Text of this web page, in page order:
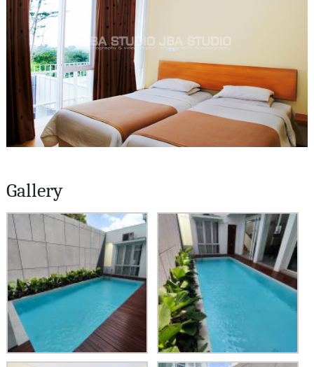
Gallery